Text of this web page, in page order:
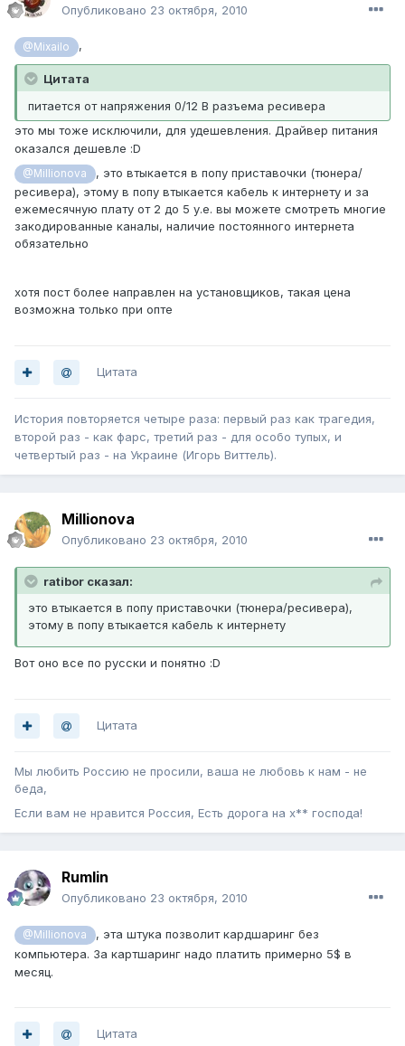
Опубликовано 23 октября, 2010
@Mixailo ,
Цитата
питается от напряжения 0/12 В разъема ресивера
это мы тоже исключили, для удешевления. Драйвер питания
оказался дешевле :D
@Millionova
, это втыкается в попу приставочки (тюнера/
ресивера), этому в попу втыкается кабель к интернету и за
ежемесячную плату от 2 до 5 у.е. вы можете смотреть многие
закодированные каналы, наличие постоянного интернета
обязательно
хотя пост более направлен на установщиков, такая цена
возможна только при опте
Цитата
История повторяется четыре раза: первый раз как трагедия,
второй раз - как фарс, третий раз - для особо тупых, и
четвертый раз - на Украине (Игорь Виттель).
Millionova
Опубликовано 23 октября, 2010
ratibor сказал:
это втыкается в попу приставочки (тюнера/ресивера),
этому в попу втыкается кабель к интернету
Вот оно все по русски и понятно :D
Цитата
Мы любить Россию не просили, ваша не любовь к нам - не
беда,
Если вам не нравится Россия, Есть дорога на х** господа!
Rumlin
Опубликовано 23 октября, 2010
@Millionova
, эта штука позволит кардшаринг без
компьютера. За картшаринг надо платить примерно 5$ в
месяц.
Цитата